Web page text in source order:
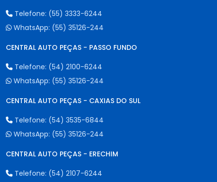
Telefone: (55) 3333-6244
WhatsApp: (55) 35126-244
CENTRAL AUTO PEÇAS - PASSO FUNDO
Telefone: (54) 2100-6244
WhatsApp: (55) 35126-244
CENTRAL AUTO PEÇAS - CAXIAS DO SUL
Telefone: (54) 3535-6844
WhatsApp: (55) 35126-244
CENTRAL AUTO PEÇAS - ERECHIM
Telefone: (54) 2107-6244